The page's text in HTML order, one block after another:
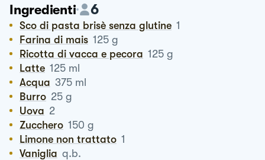
Ingredienti 6
Sco di pasta brisè senza glutine 1
Farina di mais 125 g
Ricotta di vacca e pecora 125 g
Latte 125 ml
Acqua 375 ml
Burro 25 g
Uova 2
Zucchero 150 g
Limone non trattato 1
Vaniglia q.b.